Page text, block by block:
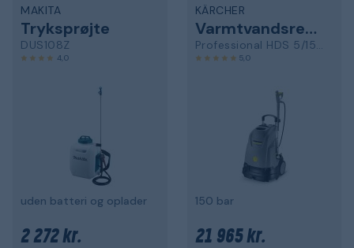
MAKITA
Tryksprøjte
DUS108Z
4,0
uden batteri og oplader
2 272 kr.
KÄRCHER
Varmtvandsrenser
Professional HDS 5/15 U
5,0
150 bar
21 965 kr.